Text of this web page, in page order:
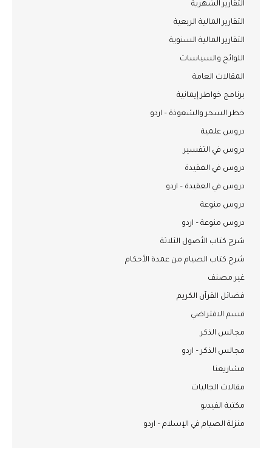
التقارير الشهرية
التقارير المالية الربعية
التقارير المالية السنوية
اللوائح والسياسات
المقالات العامة
برنامج خواطر إيمانية
خطر السحر والشعوذة – اردو
دروس علمية
دروس في التفسير
دروس في العقيدة
دروس في العقيدة – اردو
دروس منوعة
دروس منوعة – اردو
شرح كتاب الأصول الثلاثة
شرح كتاب الصيام من عمدة الأحكام
غير مصنف
فضائل القرآن الكريم
قسم الافتراضي
مجالس الذكر
مجالس الذكر – اردو
مشاريعنا
مقالات الجاليات
مكتبة الفيديو
منزلة الصيام في الإسلام – اردو